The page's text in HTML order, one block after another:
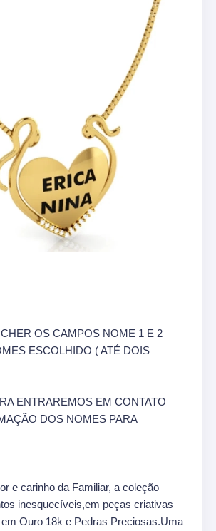
OS CAMPOS NOME 1 E 2
ESCOLHIDO ( ATÉ DOIS
ENTRAREMOS EM CONTATO
DOS NOMES PARA
e carinho da Familiar, a coleção
inesquecíveis,em peças criativas
Ouro 18k e Pedras Preciosas.Uma